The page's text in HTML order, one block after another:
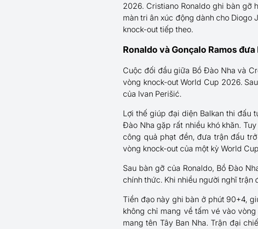
2026. Cristiano Ronaldo ghi bàn gỡ
màn tri ân xúc động dành cho Diogo
knock-out tiếp theo.
Ronaldo và Gonçalo Ramos
Cuộc đối đầu giữa Bồ Đào Nha và
vòng knock-out World Cup 2026.
của Ivan Perišić.
Lợi thế giúp đại diện Balkan thi đấu
Đào Nha gặp rất nhiều khó khăn.
công quả phạt đền, đưa trận đấu
vòng knock-out của một kỳ World
Sau bàn gỡ của Ronaldo, Bồ Đào
chính thức. Khi nhiều người nghĩ trận
Tiền đạo này ghi bàn ở phút 90+4,
không chỉ mang về tấm vé vào
mang tên Tây Ban Nha. Trận đại